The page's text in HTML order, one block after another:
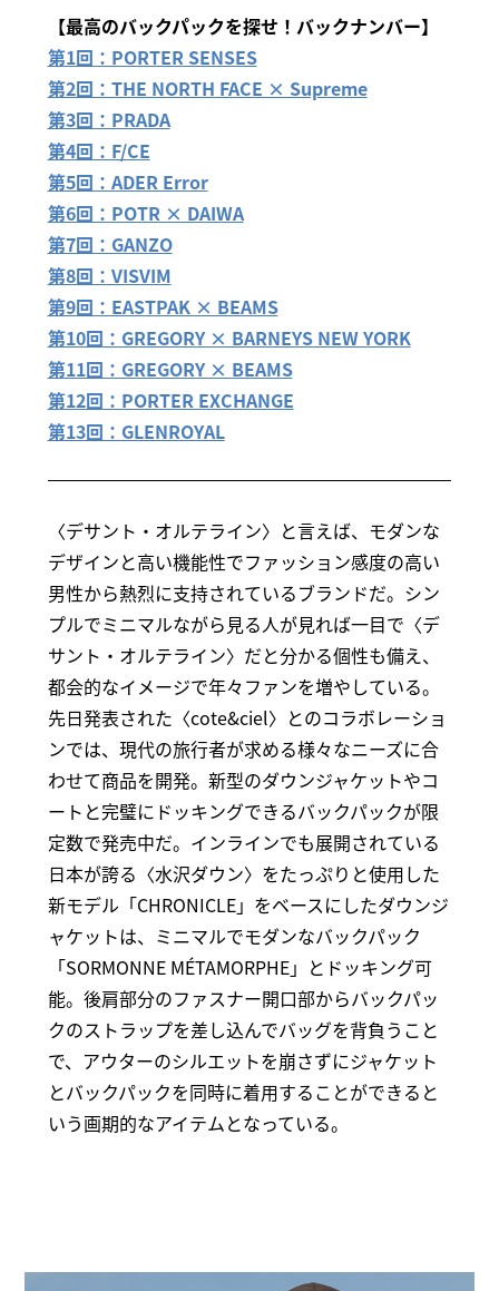
【最高のバックパックを探せ！バックナンバー】
第1回：PORTER SENSES
第2回：THE NORTH FACE × Supreme
第3回：PRADA
第4回：F/CE
第5回：ADER Error
第6回：POTR × DAIWA
第7回：GANZO
第8回：VISVIM
第9回：EASTPAK × BEAMS
第10回：GREGORY × BARNEYS NEW YORK
第11回：GREGORY × BEAMS
第12回：PORTER EXCHANGE
第13回：GLENROYAL
〈デサント・オルテライン〉と言えば、モダンな
デザインと高い機能性でファッション感度の高い
男性から熱烈に支持されているブランドだ。シン
プルでミニマルながら見る人が見れば一目で〈デ
サント・オルテライン〉だと分かる個性も備え、
都会的なイメージで年々ファンを増やしている。
先日発表された〈cote&ciel〉とのコラボレーショ
ンでは、現代の旅行者が求める様々なニーズに合
わせて商品を開発。新型のダウンジャケットやコ
ートと完璧にドッキングできるバックパックが限
定数で発売中だ。インラインでも展開されている
日本が誇る〈水沢ダウン〉をたっぷりと使用した
新モデル「CHRONICLE」をベースにしたダウンジ
ャケットは、ミニマルでモダンなバックパック
「SORMONNE MÉTAMORPHE」とドッキング可
能。後肩部分のファスナー開口部からバックパッ
クのストラップを差し込んでバッグを背負うこと
で、アウターのシルエットを崩さずにジャケット
とバックパックを同時に着用することができると
いう画期的なアイテムとなっている。